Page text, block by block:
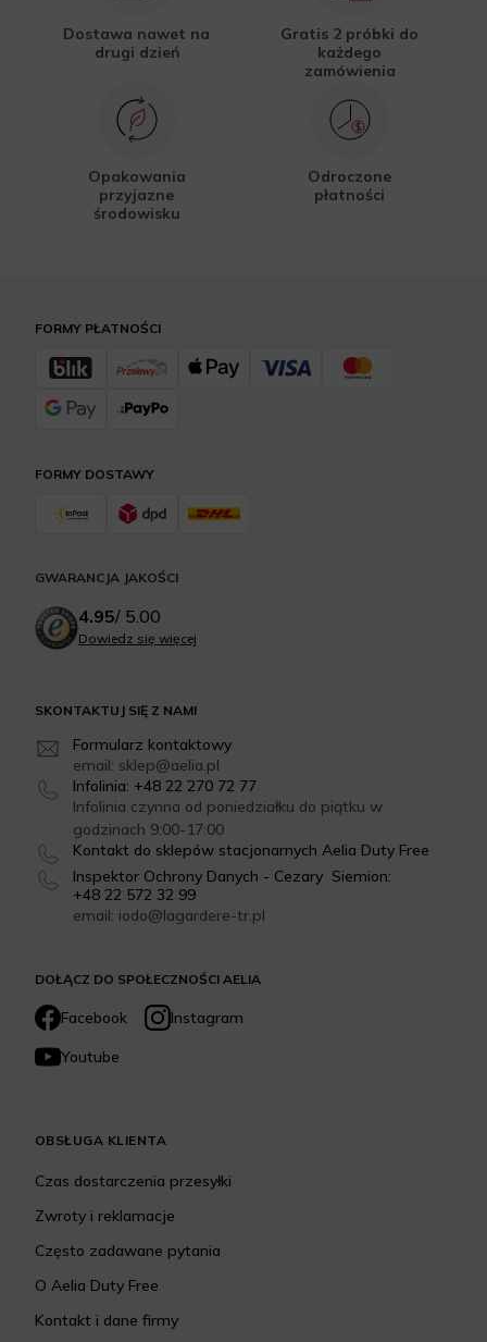
Dostawa nawet na
drugi dzień
Gratis 2 próbki do
każdego
zamówienia
Opakowania
przyjazne
środowisku
Odroczone
płatności
DOŁĄCZ DO SPOŁECZNOŚCI AELIA
Facebook
Instagram
Youtube
SKONTAKTUJ SIĘ Z NAMI
Formularz kontaktowy
email: sklep@aelia.pl
Infolinia: +48 22 270 72 77
Infolinia czynna od poniedziałku do piątku w
godzinach 9:00-17:00
Kontakt do sklepów stacjonarnych Aelia Duty Free
Inspektor Ochrony Danych - Cezary Siemion:
+48 22 572 32 99
email: iodo@lagardere-tr.pl
FORMY DOSTAWY
FORMY PŁATNOŚCI
OBSŁUGA KLIENTA
Czas dostarczenia przesyłki
Zwroty i reklamacje
Często zadawane pytania
O Aelia Duty Free
Kontakt i dane firmy
GWARANCJA JAKOŚCI
4.95/ 5.00
Dowiedz się więcej